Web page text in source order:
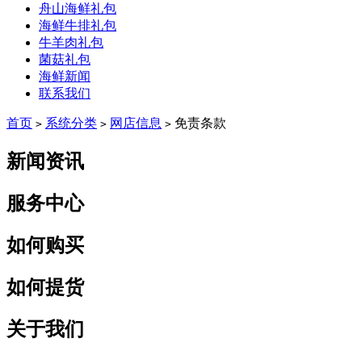
舟山海鲜礼包
海鲜牛排礼包
牛羊肉礼包
菌菇礼包
海鲜新闻
联系我们
首页 > 系统分类 > 网店信息 > 免责条款
新闻资讯
服务中心
如何购买
如何提货
关于我们